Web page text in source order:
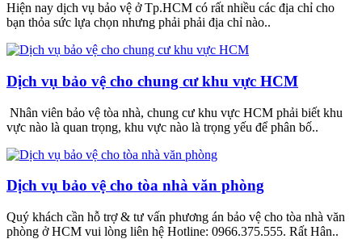
Hiện nay dịch vụ bảo vệ ở Tp.HCM có rất nhiều các địa chỉ cho
bạn thỏa sức lựa chọn nhưng phải phải địa chỉ nào..
Dịch vụ bảo vệ cho chung cư khu vực HCM
Nhân viên bảo vệ tòa nhà, chung cư khu vực HCM phải biết khu
vực nào là quan trọng, khu vực nào là trọng yếu để phân bố..
Dịch vụ bảo vệ cho tòa nhà văn phòng
Quý khách cần hỗ trợ & tư vấn phương án bảo vệ cho tòa nhà văn
phòng ở HCM vui lòng liên hệ Hotline: 0966.375.555. Rất Hân..